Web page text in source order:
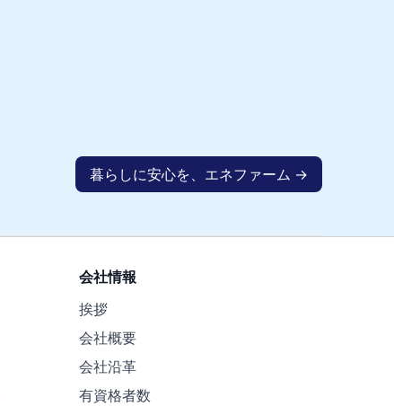
暮らしに安心を、エネファーム →
会社情報
挨拶
会社概要
会社沿革
有資格者数